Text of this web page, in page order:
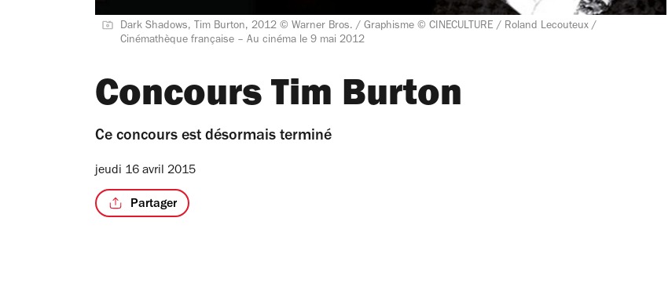
Dark Shadows, Tim Burton, 2012 © Warner Bros. / Graphisme © CINECULTURE / Roland Lecouteux /
Cinémathèque française – Au cinéma le 9 mai 2012
Concours Tim Burton
Ce concours est désormais terminé
jeudi 16 avril 2015
Partager